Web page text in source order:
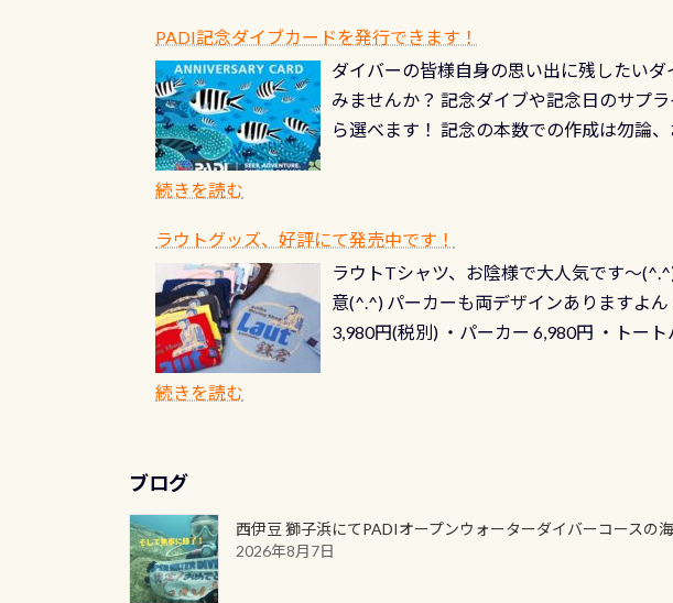
PADI記念ダイブカードを発行できます！
ダイバーの皆様自身の思い出に残したい
みませんか？ 記念ダイブや記念日のサプ
ら選べます！ 記念の本数での作成は勿論
続きを読む
ラウトグッズ、好評にて発売中です！
ラウトTシャツ、お陰様で大人気です～
意(^.^) パーカーも両デザインありますよ
3,980円(税別) ・パーカー 6,980円 ・トー
続きを読む
ブログ
西伊豆 獅子浜にてPADIオープンウォーターダイバーコースの
2026年8月7日